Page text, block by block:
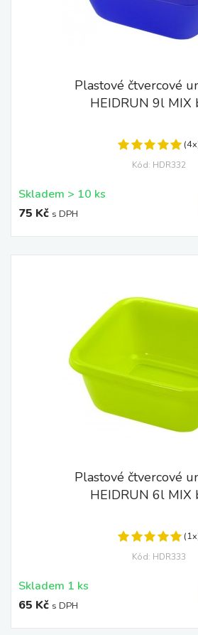
Plastové čtvercové
HEIDRUN 9l MIX
Kód: HDR332
Skladem > 10 ks
75 Kč s DPH
Plastové čtvercové
HEIDRUN 6l MIX
Kód: HDR333
Skladem 1 ks
65 Kč s DPH